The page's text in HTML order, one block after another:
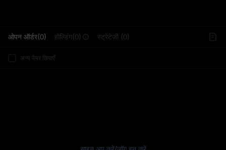
ओपन ऑर्डर(0) होल्डिंग(0) स्ट्रेटेजी (0)
अन्य पेयर छिपाएँ